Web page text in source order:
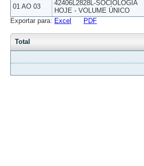
01 AO 03
42406L2828L-SOCIOLOGIA
HOJE - VOLUME ÚNICO
Exportar para: Excel PDF
Total